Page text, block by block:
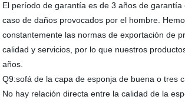
El período de garantía es de 3 años de garantía
caso de daños provocados por el hombre.
constantemente las normas de exportación de
calidad y servicios, por lo que nuestros
años.
Q9:sofá de la capa de esponja de buena o tres
No hay relación directa entre la calidad de la